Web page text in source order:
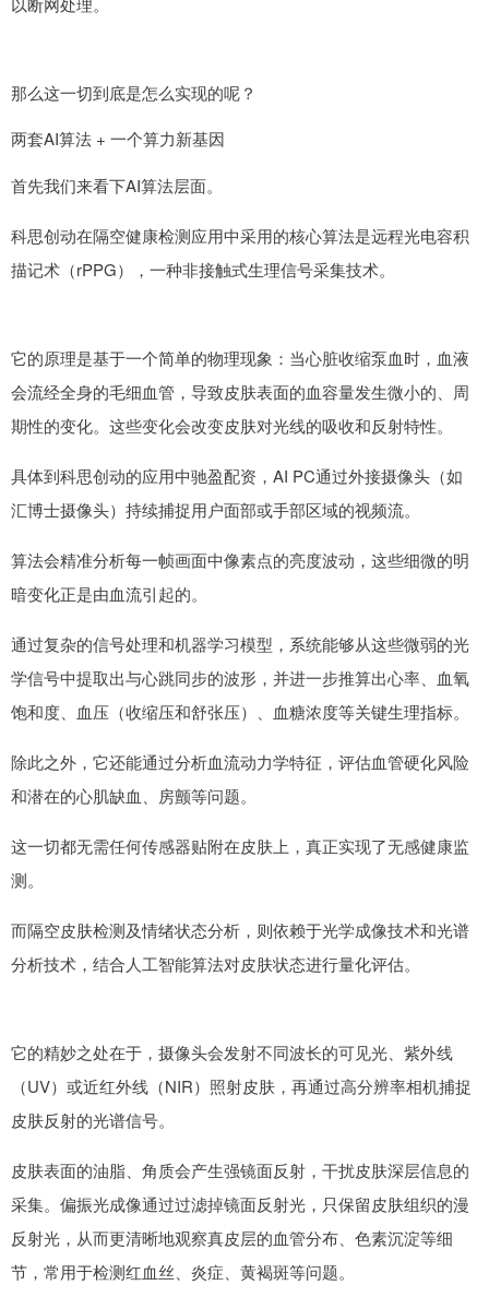
那么这一切到底是怎么实现的呢？
两套AI算法 + 一个算力新基因
首先我们来看下AI算法层面。
科思创动在隔空健康检测应用中采用的核心算法是远程光电容积
描记术（rPPG），一种非接触式生理信号采集技术。
它的原理是基于一个简单的物理现象：当心脏收缩泵血时，血液
会流经全身的毛细血管，导致皮肤表面的血容量发生微小的、周
期性的变化。这些变化会改变皮肤对光线的吸收和反射特性。
具体到科思创动的应用中驰盈配资，AI PC通过外接摄像头（如
汇博士摄像头）持续捕捉用户面部或手部区域的视频流。
算法会精准分析每一帧画面中像素点的亮度波动，这些细微的明
暗变化正是由血流引起的。
通过复杂的信号处理和机器学习模型，系统能够从这些微弱的光
学信号中提取出与心跳同步的波形，并进一步推算出心率、血氧
饱和度、血压（收缩压和舒张压）、血糖浓度等关键生理指标。
除此之外，它还能通过分析血流动力学特征，评估血管硬化风险
和潜在的心肌缺血、房颤等问题。
这一切都无需任何传感器贴附在皮肤上，真正实现了无感健康监
测。
而隔空皮肤检测及情绪状态分析，则依赖于光学成像技术和光谱
分析技术，结合人工智能算法对皮肤状态进行量化评估。
它的精妙之处在于，摄像头会发射不同波长的可见光、紫外线
（UV）或近红外线（NIR）照射皮肤，再通过高分辨率相机捕捉
皮肤反射的光谱信号。
皮肤表面的油脂、角质会产生强镜面反射，干扰皮肤深层信息的
采集。偏振光成像通过过滤掉镜面反射光，只保留皮肤组织的漫
反射光，从而更清晰地观察真皮层的血管分布、色素沉淀等细
节，常用于检测红血丝、炎症、黄褐斑等问题。